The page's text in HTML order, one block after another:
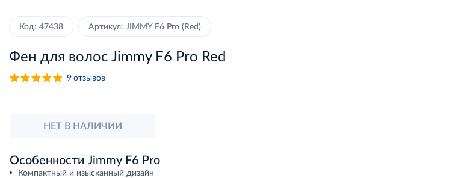
Код: 47438 Артикул: JIMMY F6 Pro (Red)
Фен для волос Jimmy F6 Pro Red
9отзывов
НЕТ В НАЛИЧИИ
Особенности Jimmy F6 Pro
Компактный и изысканный дизайн